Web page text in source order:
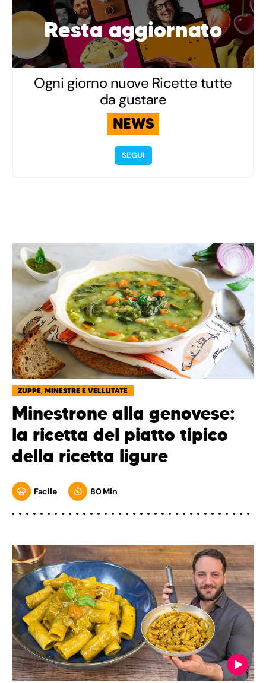
Resta aggiornato
Ogni giorno nuove Ricette tutte
da gustare
NEWS
SEGUI
ZUPPE, MINESTRE E VELLUTATE
Minestrone alla genovese:
la ricetta del piatto tipico
della ricetta ligure
Facile 80 Min